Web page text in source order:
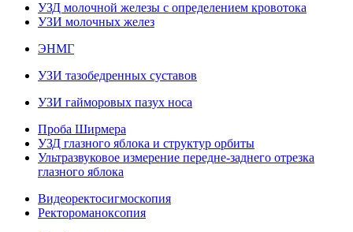
УЗД молочной железы с определением кровотока
УЗИ молочных желез
ЭНМГ
УЗИ тазобедренных суставов
УЗИ гайморовых пазух носа
Проба Ширмера
УЗД глазного яблока и структур орбиты
Ультразвуковое измерение передне-заднего отрезка
глазного яблока
Видеоректосигмоскопия
Ректороманоксопия